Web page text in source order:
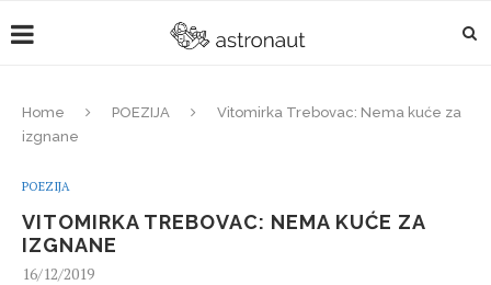
Home POEZIJA
Vitomirka Trebovac: Nema kuće za
izgnane
POEZIJA
VITOMIRKA TREBOVAC: NEMA KUĆE ZA
IZGNANE
16/12/2019